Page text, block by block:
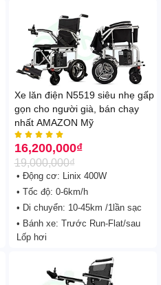
Xe lăn điện N5519 siêu nhẹ gấp
gọn cho người già, bán chạy
nhất AMAZON Mỹ
    
19,000,000₫
16,200,000₫
• Động cơ: Linix 400W
• Tốc độ: 0-6km/h
• Di chuyển: 10-45km /1lần sạc
• Bánh xe: Trước Run-Flat/sau
Lốp hơi